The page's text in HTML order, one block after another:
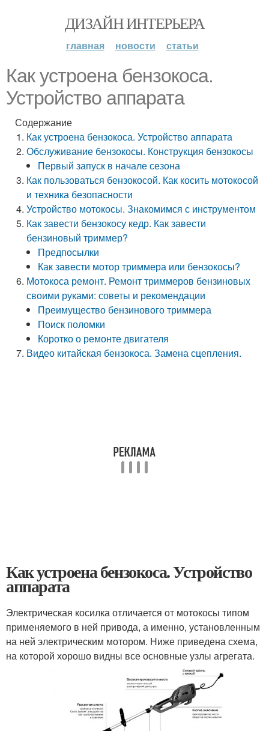
ДИЗАЙН ИНТЕРЬЕРА
главная новости статьи
Как устроена бензокоса.
Устройство аппарата
Содержание
Как устроена бензокоса. Устройство аппарата
Обслуживание бензокосы. Конструкция бензокосы
Первый запуск в начале сезона
Как пользоваться бензокосой. Как косить мотокосой
и техника безопасности
Устройство мотокосы. Знакомимся с инструментом
Как завести бензокосу кедр. Как завести
бензиновый триммер?
Предпосылки
Как завести мотор триммера или бензокосы?
Мотокоса ремонт. Ремонт триммеров бензиновых
своими руками: советы и рекомендации
Преимущество бензинового триммера
Поиск поломки
Коротко о ремонте двигателя
Видео китайская бензокоса. Замена сцепления.
Как устроена бензокоса. Устройство
аппарата
Электрическая косилка отличается от мотокосы типом
применяемого в ней привода, а именно, установленным
на ней электрическим мотором. Ниже приведена схема,
на которой хорошо видны все основные узлы агрегата.